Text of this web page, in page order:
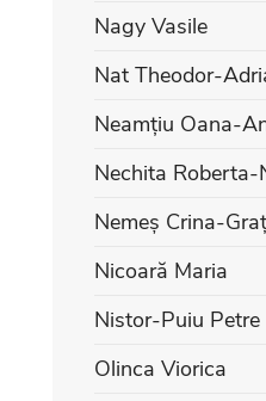
Nagy Vasile
Nat Theodor-
Neamțiu Oana-
Nechita Roberta-
Nemeș Crina-
Nicoară Maria
Nistor-Puiu Petre
Olinca Viorica